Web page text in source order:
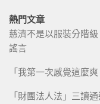
熱門文章
慈濟不是以服裝分階
謠言
「我第一次感覺這麼
「財團法人法」三讀